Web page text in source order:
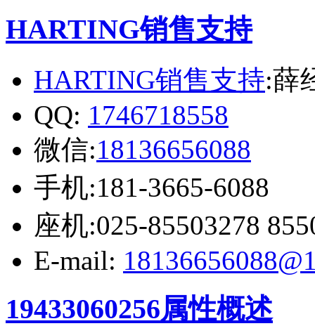
HARTING销售支持
HARTING销售支持:薛
QQ: 1746718558
微信:18136656088
手机:181-3665-6088
座机:025-85503278
E-mail:
19433060256属性概述